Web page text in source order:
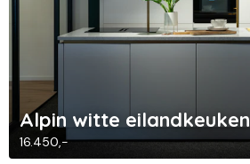
Alpin witte eilandkeuken
16.450,-